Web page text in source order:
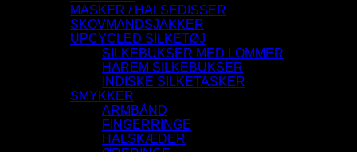
MASKER / HALSEDISSER
SKOVMANDSJAKKER
UPCYCLED SILKETØJ
SILKEBUKSER MED LOMMER
HAREM SILKEBUKSER
INDISKE SILKETASKER
SMYKKER
ARMBÅND
FINGERRINGE
HALSKÆDER